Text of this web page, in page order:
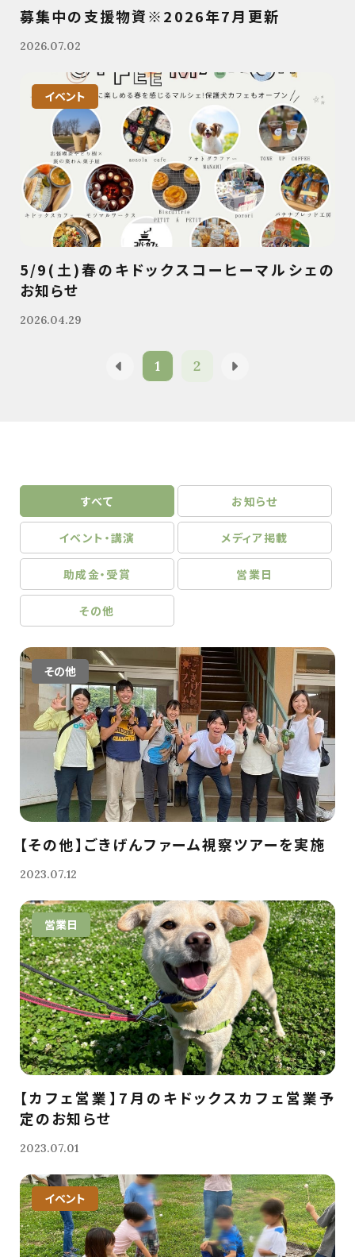
募集中の支援物資※2026年7月更新
2026.07.02
イベント
5/9(土)春のキドックスコーヒーマルシェの
お知らせ
2026.04.29
1 2
すべて お知らせ
イベント・講演 メディア掲載
助成金・受賞 営業日
その他
その他
【その他】ごきげんファーム視察ツアーを実施
2023.07.12
営業日
【カフェ営業】7月のキドックスカフェ営業予
定のお知らせ
2023.07.01
イベント